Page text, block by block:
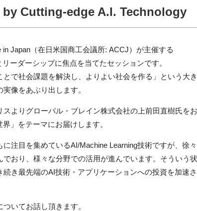
Cutting-edge A.I. Technology
Japan（在日米国商工会議所: ACCJ）が主催する
ーダーシップに焦点を当てたセッションです。
とで社会課題を解決し、よりよい社会を作る」という大き
像をあぶり出します。
スよりグローバル・ブレイン株式会社の上前田直樹氏をお
」をテーマにお届けします。
注目を集めているAI/Machine Learning技術ですが、徐々
おり、様々な分野での活用が進んでいます。そういう状
き最先端のAI技術・アプリケーションへの投資を加速さ
いてお話し頂きます。